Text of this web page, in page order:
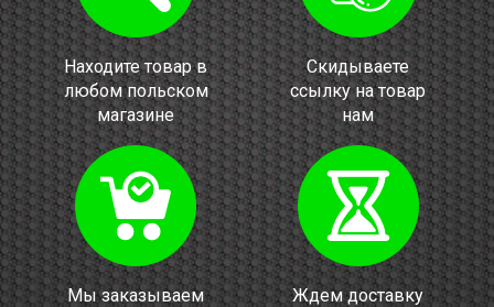
Находите товар в
любом польском
магазине
Скидываете
ссылку на товар
нам
Мы заказываем
Ждем доставку